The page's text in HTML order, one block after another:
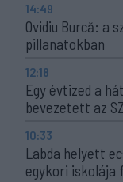
14:49
Ovidiu Burcă: a
pillanatokban
12:18
Egy évtized a
bevezetett az
10:33
Labda helyett
egykori iskolája